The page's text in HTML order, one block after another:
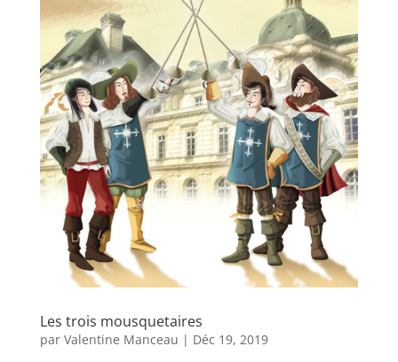
Les trois mousquetaires
par Valentine Manceau | Déc 19, 2019